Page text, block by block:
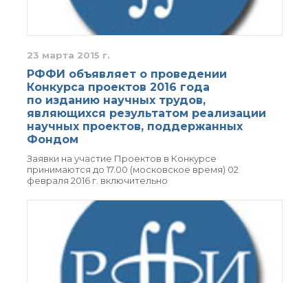
органической химии
РАН (ЦКП ИОХ РАН)
Библиотека
Инфоресурсы
Профком
Документы
Контакты
Основные
направления
деятельности
Важнейшие
достижения института
Научный Совет РАН
по органической
Искусственный
интеллект (ИИ)
23 марта 2015 г.
РФФИ объявляет о проведении
Конкурса проектов 2016 года
по изданию научных трудов,
являющихся результатом реализации
научных проектов, поддержанных
Фондом
Заявки на участие Проектов в Конкурсе
принимаются до 17.00 (московское время) 02
февраля 2016 г. включительно